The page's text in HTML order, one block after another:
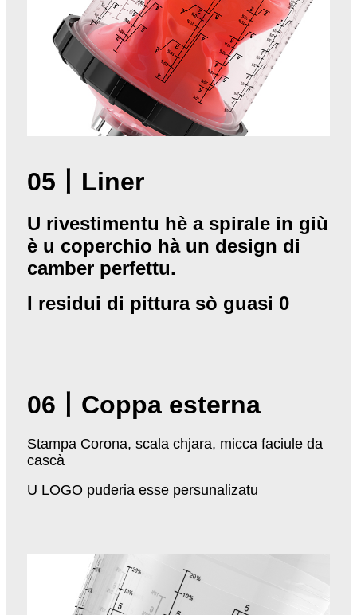
05 Liner
U rivestimentu hè a spirale in giù
è u coperchio hà un design di
camber perfettu.
I residui di pittura sò guasi 0
06 丨Coppa esterna
Stampa Corona, scala chjara, micca faciule da
cascà
U LOGO puderia esse persunalizatu